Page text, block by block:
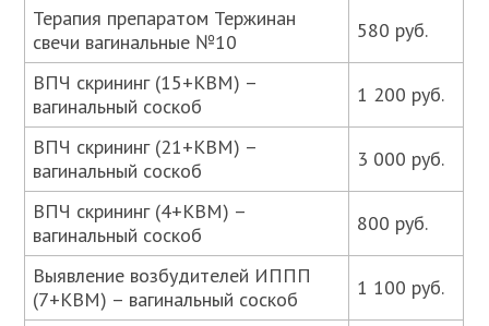
Терапия препаратом Тержинан
свечи вагинальные №10
580 руб.
ВПЧ скрининг (15+КВМ) –
вагинальный соскоб
1 200 руб.
ВПЧ скрининг (21+КВМ) –
вагинальный соскоб
3 000 руб.
ВПЧ скрининг (4+КВМ) –
вагинальный соскоб
800 руб.
Выявление возбудителей ИППП
(7+КВМ) – вагинальный соскоб
1 100 руб.